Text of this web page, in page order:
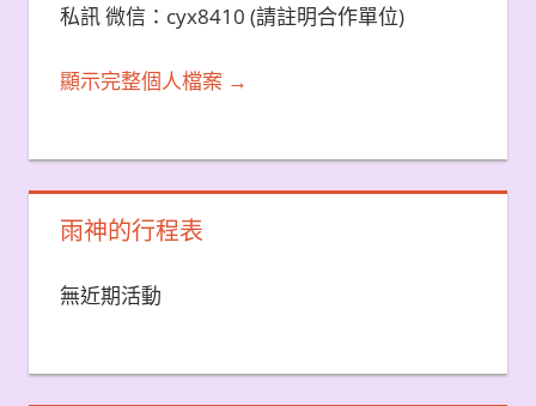
私訊 微信：cyx8410 (請註明合作單位)
顯示完整個人檔案 →
雨神的行程表
無近期活動